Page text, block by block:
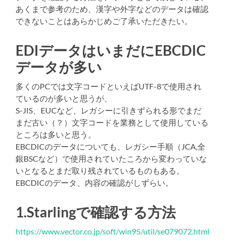
あくまで参考のため、漢字や外字などのデータは確認
できないことはあらかじめご了承いただきたい。
EDIデータはいまだにEBCDIC
データが多い
多くのPCでは文字コードといえばUTF-8で使用され
ているのが多いと思うが、
S-JIS、EUCなど、レガシーに引きずられる形でまだ
まだ古い（？）文字コードを業務として使用している
ところは多いと思う。
EBCDICのデータについても、レガシー手順（JCA,全
銀BSCなど）で使用されていたころから変わっていな
いとなるとまだ取り残されているものもある。
EBCDICのデータ、内容の確認がしずらい。
1.Starlingで確認する方法
https://www.vector.co.jp/soft/win95/util/se079072.html